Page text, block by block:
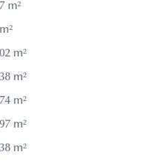
m²
m²
m²
m²
m²
m²